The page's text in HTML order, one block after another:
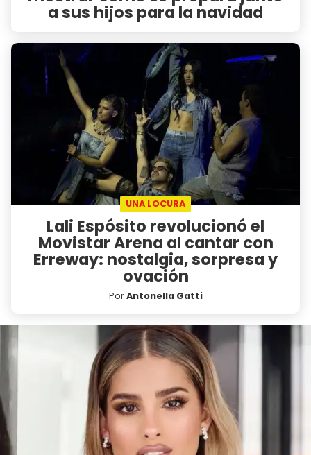
a sus hijos para la navidad
UNA LOCURA
Lali Espósito revolucionó el
Movistar Arena al cantar con
Erreway: nostalgia, sorpresa y
ovación
PorAntonella Gatti